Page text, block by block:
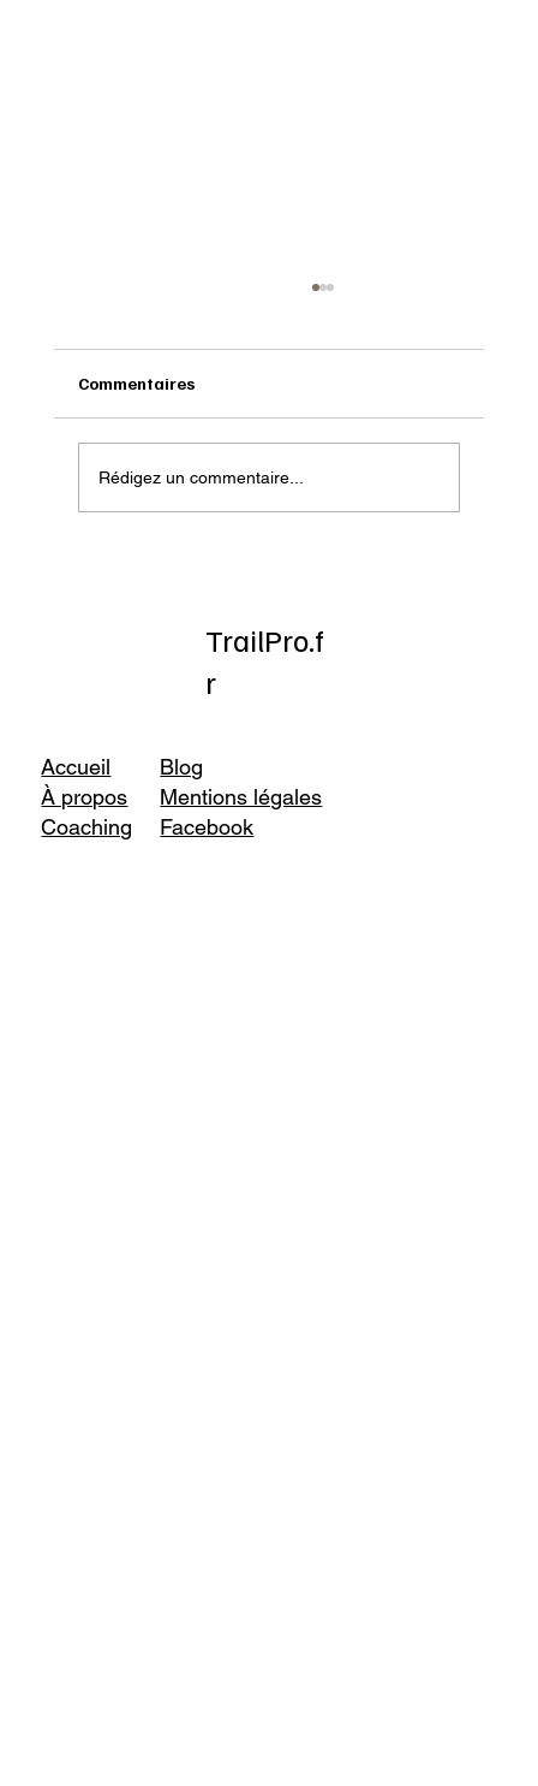
Onatera : Pour affronter l’hiver
Commentaires
Rédigez un commentaire...
TrailPro.f
r
Accueil
À propos
Coaching
Blog
Mentions légales
Facebook